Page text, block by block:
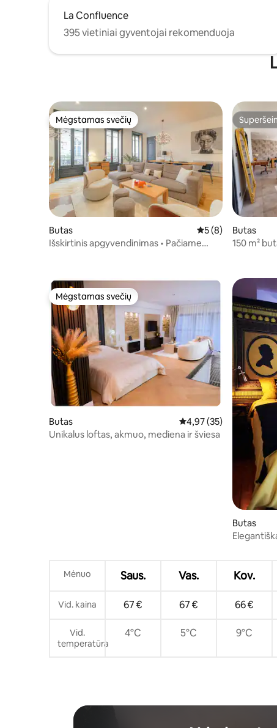
La Confluence
395 vietiniai gyventojai rekomenduoja
Mėgstamas svečių
Mėgstamas svečių
Butas Vidutinis
5 (8)
Išskirtinis apgyvendinimas • Pačiame
Butas
150 m²
Mėgstamas svečių
Mėgstamas svečių
Butas Vidutinis įvertinimas:
4,97 (35)
Unikalus loftas, akmuo, mediena ir šviesa
Butas
Mėnuo Saus. Vas. Kov.
Vid. kaina 67 € 67 € 66 €
Vid.
temperatūra
4°C 5°C 9°C